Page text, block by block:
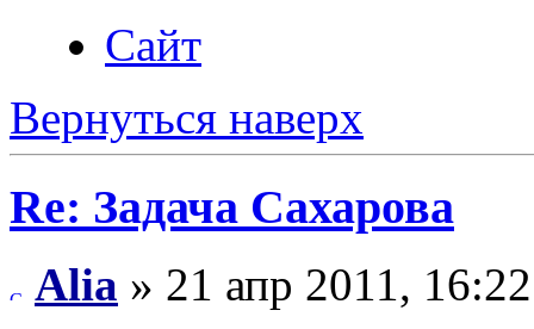
Сайт
Вернуться наверх
Re: Задача Сахарова
Alia » 21 апр 2011, 16:22